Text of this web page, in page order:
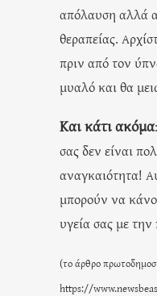
απόλαυση αλλά
θεραπείας.
πριν από τον
μυαλό και θα
Και κάτι ακόμα
σας δεν είναι
αναγκαιότητα!
μπορούν να
υγεία σας με
(το άρθρο
https://